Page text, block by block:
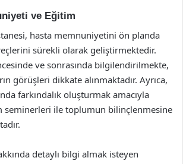
ve Eğitim
hasta memnuniyetini ön planda
sürekli olarak geliştirmektedir.
ve sonrasında bilgilendirilmekte,
görüşleri dikkate alınmaktadır. Ayrıca,
farkındalık oluşturmak amacıyla
seminerleri ile toplumun bilinçlenmesine
detaylı bilgi almak isteyen